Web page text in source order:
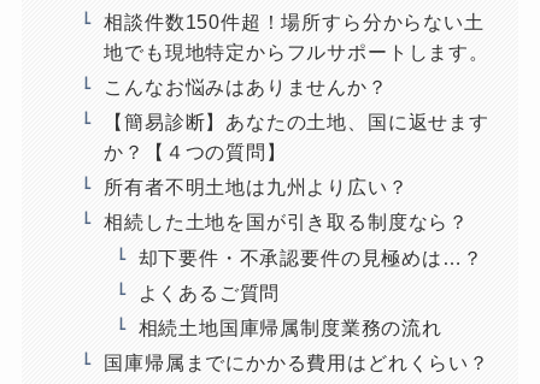
相談件数150件超！場所すら分からない土
地でも現地特定からフルサポートします。
こんなお悩みはありませんか？
【簡易診断】あなたの土地、国に返せます
か？【４つの質問】
所有者不明土地は九州より広い？
相続した土地を国が引き取る制度なら？
却下要件・不承認要件の見極めは…？
よくあるご質問
相続土地国庫帰属制度業務の流れ
国庫帰属までにかかる費用はどれくらい？